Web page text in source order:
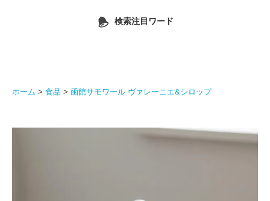
検索注目ワード
ホーム > 食品 > 函館サモワール ヴァレーニエ&シロップ